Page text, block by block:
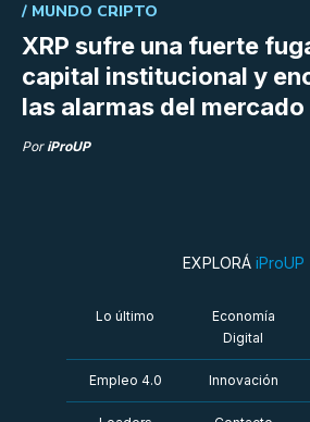
XRP sufre una fuerte
capital institucional y
las alarmas del
/ MUNDO CRIPTO
PoriProUP
EXPLORÁ iProUP
Lo último
Economía
Digital
Empleo 4.0 Innovación